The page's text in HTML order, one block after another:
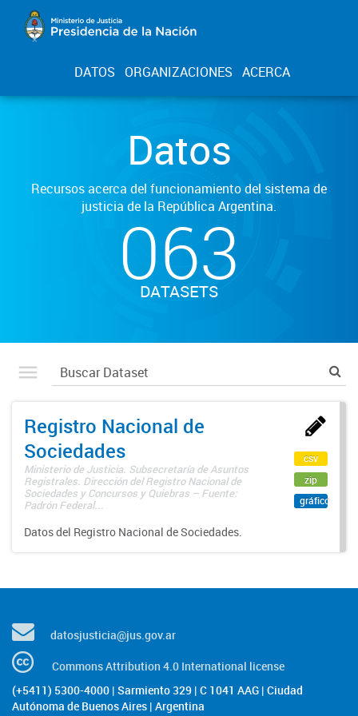
DATOS ORGANIZACIONES ACERCA
Datos
Recursos acerca del funcionamiento del sistema de
justicia de la República Argentina.
063
DATASETS
Registro Nacional de
Sociedades
Ministerio de Justicia. Subsecretaría de Asuntos
Registrales. Dirección del Registro Nacional de
Sociedades y Concursos y Quiebras – Fuente:
Padrón Federal...
Datos del Registro Nacional de Sociedades.
csv
zip
gráfico
datosjusticia@jus.gov.ar
Commons Attribution 4.0 International license
(+5411) 5300-4000 | Sarmiento 329 | C 1041 AAG | Ciudad
Autónoma de Buenos Aires | Argentina